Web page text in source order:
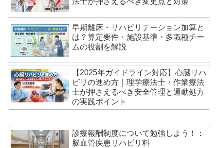
早期離床・リハビリテーション加算と
は？算定要件・施設基準・多職種チー
ムの役割を解説
【2025年ガイドライン対応】心臓リハ
ビリの進め方｜理学療法士・作業療法
士が押さえるべき安全管理と運動処方
の実践ポイント
診療報酬制度について勉強しよう！：
脳血管疾患リハビリ料